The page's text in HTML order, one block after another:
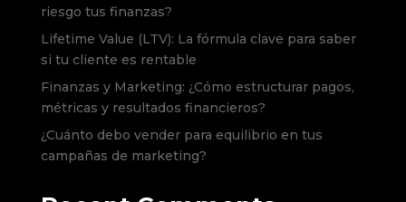
riesgo tus finanzas?
Lifetime Value (LTV): La fórmula clave para saber
si tu cliente es rentable
Finanzas y Marketing: ¿Cómo estructurar pagos,
métricas y resultados financieros?
¿Cuánto debo vender para equilibrio en tus
campañas de marketing?